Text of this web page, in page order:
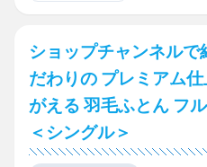
ショップチャンネル
だわりの プレミアム
がえる 羽毛ふとん フ
＜シングル＞